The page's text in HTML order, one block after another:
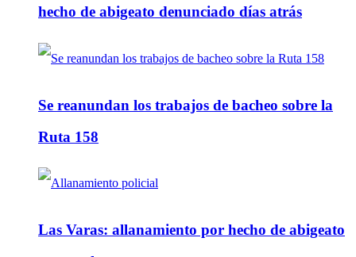
hecho de abigeato denunciado días atrás
Se reanundan los trabajos de bacheo sobre la
Ruta 158
Las Varas: allanamiento por hecho de abigeato